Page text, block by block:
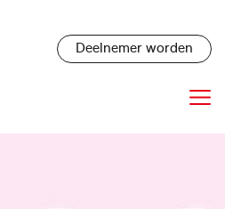
Deelnemer worden